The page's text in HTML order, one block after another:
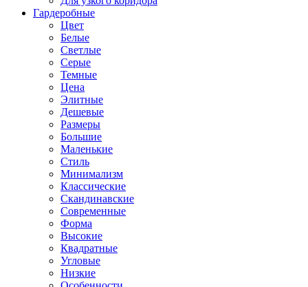
Гардеробные
Цвет
Белые
Светлые
Серые
Темные
Цена
Элитные
Дешевые
Размеры
Большие
Маленькие
Стиль
Минимализм
Классические
Скандинавские
Современные
Форма
Высокие
Квадратные
Угловые
Низкие